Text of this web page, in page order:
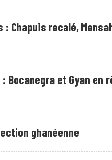
: Chapuis recalé,
: Bocanegra et Gyan en
ghanéenne